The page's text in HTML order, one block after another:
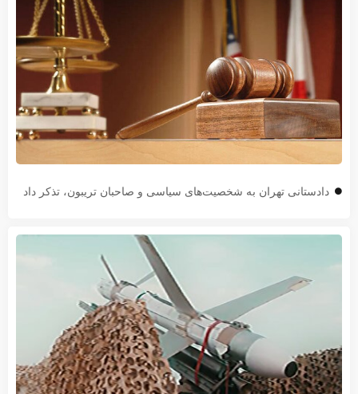
دادستانی تهران به شخصیت‌های سیاسی و صاحبان تریبون، تذکر داد